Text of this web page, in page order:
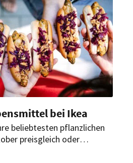
bei Ikea
beliebtesten pflanzlichen
preisgleich oder